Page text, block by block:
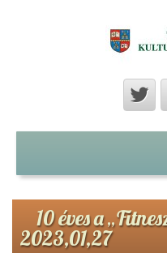
Hozzászólások
Hírek
10 éves a
2023,01,27